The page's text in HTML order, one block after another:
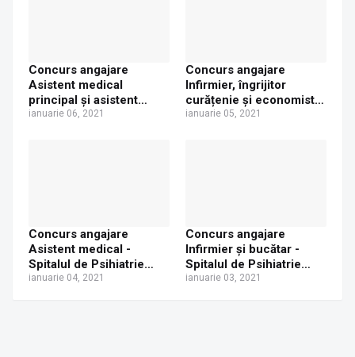
Concurs angajare
Asistent medical
principal și asistent
medical - Spitalul de
ianuarie 06, 2021
Concurs angajare
Infirmier, îngrijitor
curățenie și economist
debutant (6 posturi) -
ianuarie 05, 2021
Concurs angajare
Asistent medical -
Spitalul de Psihiatrie
Cronici Siret
ianuarie 04, 2021
Concurs angajare
Infirmier și bucătar -
Spitalul de Psihiatrie
Cronici Siret
ianuarie 03, 2021